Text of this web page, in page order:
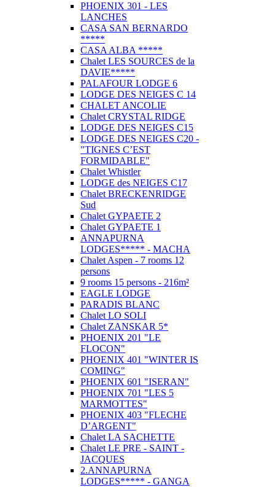
PHOENIX 301 - LES
LANCHES
CASA SAN BERNARDO
*****
CASA ALBA *****
Chalet LES SOURCES de la
DAVIE*****
PALAFOUR LODGE 6
LODGE DES NEIGES C 14
CHALET ANCOLIE
Chalet CRYSTAL RIDGE
LODGE DES NEIGES C15
LODGE DES NEIGES C20 -
"TIGNES C’EST
FORMIDABLE"
Chalet Whistler
LODGE des NEIGES C17
Chalet BRECKENRIDGE
Sud
Chalet GYPAETE 2
Chalet GYPAETE 1
ANNAPURNA
LODGES***** - MACHA
Chalet Aspen - 7 rooms 12
persons
9 rooms 15 persons - 216m²
EAGLE LODGE
PARADIS BLANC
Chalet LO SOLI
Chalet ZANSKAR 5*
PHOENIX 201 "LE
FLOCON"
PHOENIX 401 "WINTER IS
COMING"
PHOENIX 601 "ISERAN"
PHOENIX 701 "LES 5
MARMOTTES"
PHOENIX 403 "FLECHE
D’ARGENT"
Chalet LA SACHETTE
Chalet LE PRE - SAINT -
JACQUES
2.ANNAPURNA
LODGES***** - GANGA